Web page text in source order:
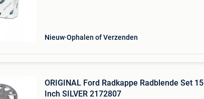
Nieuw Ophalen of Verzenden
ORIGINAL Ford Radkappe Radblende Set 15
Inch SILVER 2172807